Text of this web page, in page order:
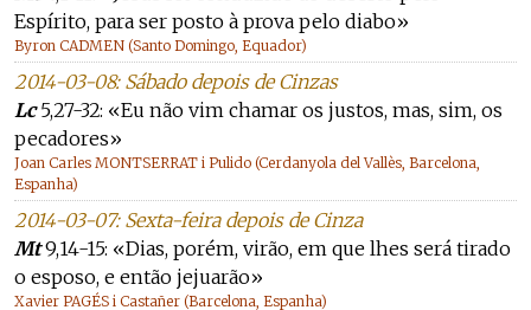
Espírito, para ser posto à prova pelo diabo»
Byron CADMEN (Santo Domingo, Equador)
2014-03-08: Sábado depois de Cinzas
Lc5,27-32: «Eu não vim chamar os justos, mas, sim, os
pecadores»
Joan Carles MONTSERRAT i Pulido (Cerdanyola del Vallès, Barcelona,
Espanha)
2014-03-07: Sexta-feira depois de Cinza
Mt9,14-15: «Dias, porém, virão, em que lhes será tirado
o esposo, e então jejuarão»
Xavier PAGÉS i Castañer (Barcelona, Espanha)